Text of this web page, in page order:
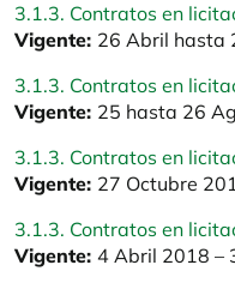
3.1.3. Contratos en
Vigente: 26 Abril hasta
3.1.3. Contratos en
Vigente: 25 hasta 26
3.1.3. Contratos en
Vigente: 27 Octubre
3.1.3. Contratos en
Vigente: 4 Abril 2018 –